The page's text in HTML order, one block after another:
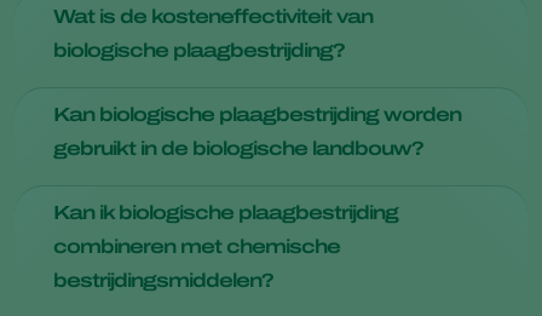
insecten tot een minimum wordt beperkt.
Wat is de kosteneffectiviteit van
biologische plaagbestrijding?
verloop van tijd is het meestal kosteneffectief vanwege de
betere kwaliteit en hogere opbrengsten.
Kan biologische plaagbestrijding worden
gebruikt in de biologische landbouw?
landbouwpraktijken omdat synthetische chemicaliën worden
vermeden.
Kan ik biologische plaagbestrijding
combineren met chemische
bestrijdingsmiddelen?